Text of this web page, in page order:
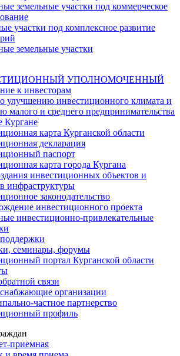
земельные участки под коммерческое
участки под комплексное развитие
земельные участки
УПОЛНОМОЧЕННЫЙ
к инвесторам
улучшению инвестиционного климата и
малого и среднего предпринимательства
Кургане
карта Курганской области
декларация
паспорт
карта города Кургана
инвестиционных объектов и
инфраструктуры
законодательство
инвестиционного проекта
инвестиционно-привлекательные
семинары, форумы
портал Курганской области
связи
организации
частное партнерство
профиль
приемная